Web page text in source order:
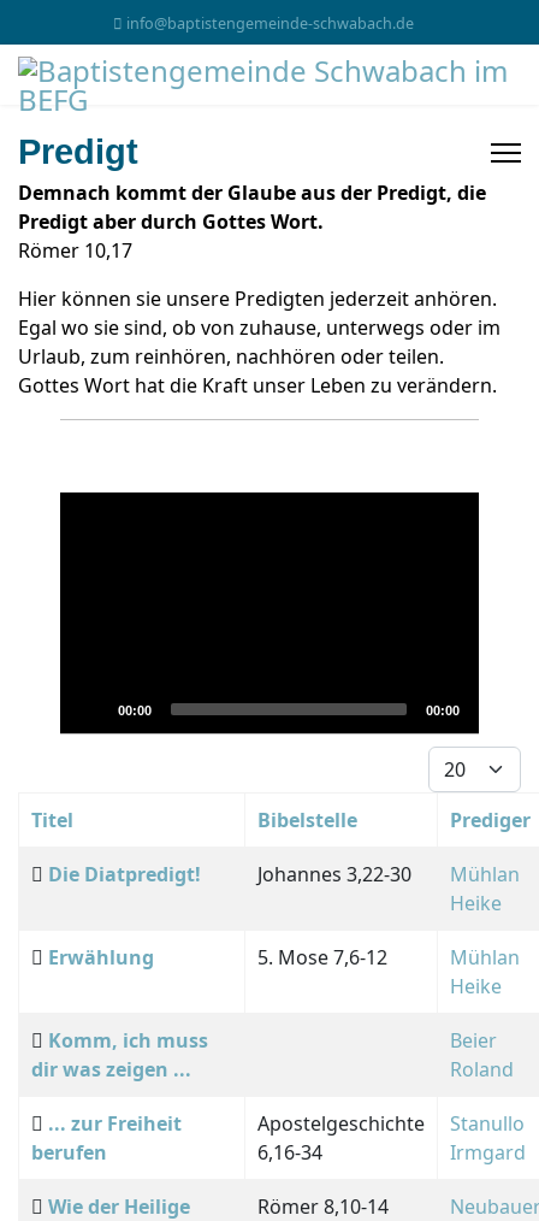
info@baptistengemeinde-schwabach.de
Predigt
Demnach kommt der Glaube aus der Predigt, die
Predigt aber durch Gottes Wort.
Römer 10,17
Hier können sie unsere Predigten jederzeit anhören.
Egal wo sie sind, ob von zuhause, unterwegs oder im
Urlaub, zum reinhören, nachhören oder teilen.
Gottes Wort hat die Kraft unser Leben zu verändern.
00:00 00:00
Anzeige #
Titel Bibelstelle Prediger
Die Diatpredigt! Johannes 3,22-30
Mühlan
Heike
Erwählung 5. Mose 7,6-12
Mühlan
Heike
Komm, ich muss
dir was zeigen ...
Beier
Roland
... zur Freiheit
berufen
Apostelgeschichte
6,16-34
Stanullo
Irmgard
Wie der Heilige
Römer 8,10-14